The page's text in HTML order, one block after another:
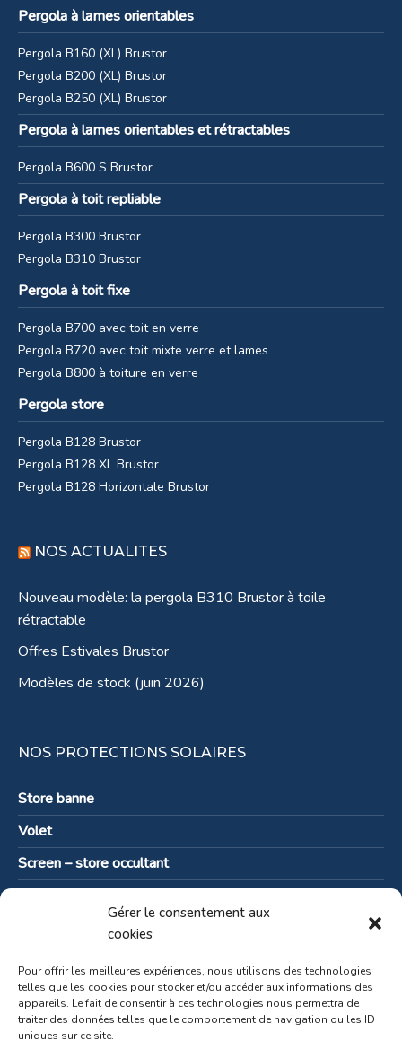
Gérer le consentement aux
cookies
Pour offrir les meilleures expériences, nous utilisons des technologies
telles que les cookies pour stocker et/ou accéder aux informations des
appareils. Le fait de consentir à ces technologies nous permettra de
traiter des données telles que le comportement de navigation ou les ID
uniques sur ce site.
Pergola à lames orientables
Pergola B160 (XL) Brustor
Pergola B200 (XL) Brustor
Pergola B250 (XL) Brustor
Pergola à lames orientables et rétractables
Pergola B600 S Brustor
Pergola à toit repliable
Pergola B300 Brustor
Pergola B310 Brustor
Pergola à toit fixe
Pergola B700 avec toit en verre
Pergola B720 avec toit mixte verre et lames
Pergola B800 à toiture en verre
Pergola store
Pergola B128 Brustor
Pergola B128 XL Brustor
Pergola B128 Horizontale Brustor
NOS ACTUALITES
Nouveau modèle: la pergola B310 Brustor à toile
rétractable
Offres Estivales Brustor
Modèles de stock (juin 2026)
NOS PROTECTIONS SOLAIRES
Store banne
Volet
Screen – store occultant
Solutions pour les professionnels
Contactez-nous